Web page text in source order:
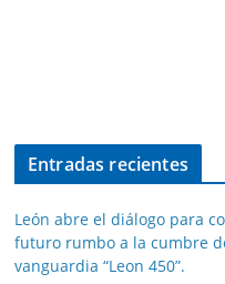
Entradas recientes
León abre el diálogo para
futuro rumbo a la cumbre
vanguardia “Leon 450”.